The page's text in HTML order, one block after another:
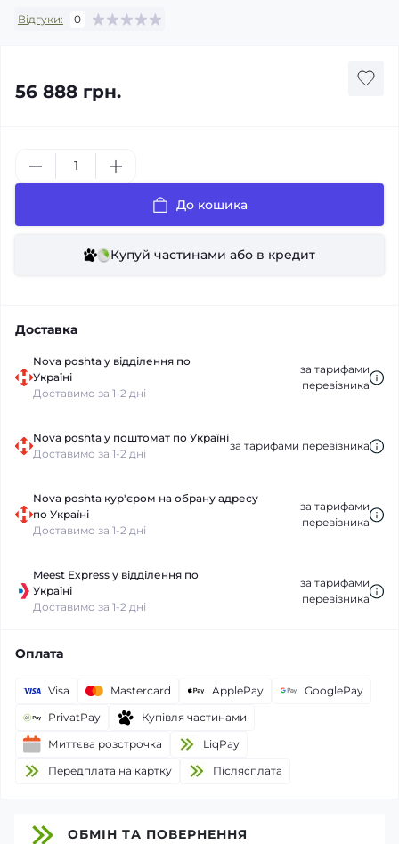
Відгуки: 0
56 888 грн.
До кошика
Купуй частинами або в кредит
Доставка
Nova poshta у відділення по
Україні
Доставимо за 1-2 дні
за тарифами
перевізника
Nova poshta у поштомат по Україні
Доставимо за 1-2 дні
за тарифами перевізника
Nova poshta кур'єром на обрану адресу
по Україні
Доставимо за 1-2 дні
за тарифами
перевізника
Meest Express у відділення по
Україні
Доставимо за 1-2 дні
за тарифами
перевізника
Оплата
Visa Mastercard ApplePay
GooglePay
PrivatPay
Купівля частинами
Миттєва розстрочка
LiqPay
Передплата на картку
Пiслясплата
ОБМІН ТА ПОВЕРНЕННЯ